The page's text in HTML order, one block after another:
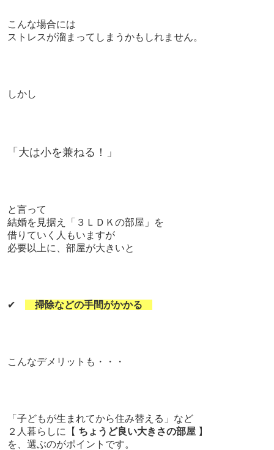
こんな場合には
ストレスが溜まってしまうかもしれません。
しかし
「大は小を兼ねる！」
と言って
結婚を見据え「３ＬＤＫの部屋」を
借りていく人もいますが
必要以上に、部屋が大きいと
✔ 掃除などの手間がかかる
こんなデメリットも・・・
「子どもが生まれてから住み替える」など
２人暮らしに【 ちょうど良い大きさの部屋】
を、選ぶのがポイントです。